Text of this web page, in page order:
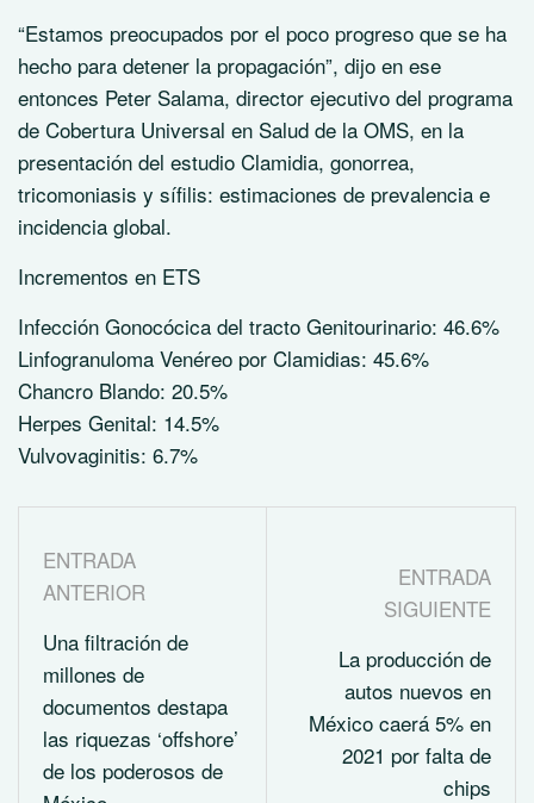
“Estamos preocupados por el poco progreso que se ha
hecho para detener la propagación”, dijo en ese
entonces Peter Salama, director ejecutivo del programa
de Cobertura Universal en Salud de la OMS, en la
presentación del estudio Clamidia, gonorrea,
tricomoniasis y sífilis: estimaciones de prevalencia e
incidencia global.
Incrementos en ETS
Infección Gonocócica del tracto Genitourinario: 46.6%
Linfogranuloma Venéreo por Clamidias: 45.6%
Chancro Blando: 20.5%
Herpes Genital: 14.5%
Vulvovaginitis: 6.7%
ENTRADA
ANTERIOR
Una filtración de
millones de
documentos destapa
las riquezas ‘offshore’
de los poderosos de
ENTRADA
SIGUIENTE
La producción de
autos nuevos en
México caerá 5% en
2021 por falta de
chips